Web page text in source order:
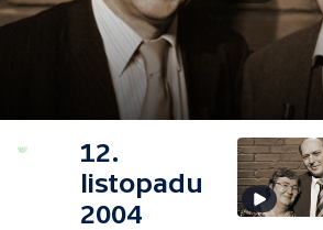
12.
listopadu
2004